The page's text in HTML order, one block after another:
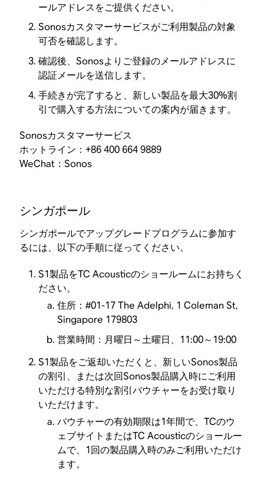
ールアドレスをご提供ください。
Sonosカスタマーサービスがご利用製品の対象
可否を確認します。
確認後、Sonosよりご登録のメールアドレスに
認証メールを送信します。
手続きが完了すると、新しい製品を最大30%割
引で購入する方法についての案内が届きます。
Sonosカスタマーサービス
ホットライン：+86 400 664 9889
WeChat：Sonos
シンガポール
シンガポールでアップグレードプログラムに参加す
るには、以下の手順に従ってください。
S1製品をTC Acousticのショールームにお持ちく
ださい。
住所：#01-17 The Adelphi, 1 Coleman St,
Singapore 179803
営業時間：月曜日～土曜日、11:00～19:00
S1製品をご返却いただくと、新しいSonos製品
の割引、または次回Sonos製品購入時にご利用
いただける特別な割引バウチャーをお受け取り
いただけます。
バウチャーの有効期限は1年間で、TCのウ
ェブサイトまたはTC Acousticのショールー
ムで、1回の製品購入時のみご利用いただけ
ます。